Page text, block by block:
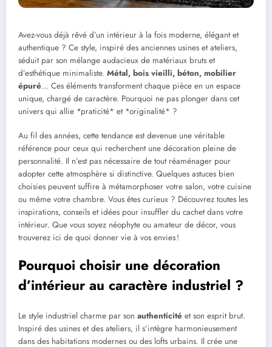
Avez-vous déjà rêvé d’un intérieur à la fois moderne, élégant et
authentique ? Ce style, inspiré des anciennes usines et ateliers,
séduit par son mélange audacieux de matériaux bruts et
d’esthétique minimaliste. Métal, bois vieilli, béton, mobilier
épuré… Ces éléments transforment chaque pièce en un espace
unique, chargé de caractère. Pourquoi ne pas plonger dans cet
univers qui allie *praticité* et *originalité* ?
Au fil des années, cette tendance est devenue une véritable
référence pour ceux qui recherchent une décoration pleine de
personnalité. Il n’est pas nécessaire de tout réaménager pour
adopter cette atmosphère si distinctive. Quelques astuces bien
choisies peuvent suffire à métamorphoser votre salon, votre cuisine
ou même votre chambre. Vous êtes curieux ? Découvrez toutes les
inspirations, conseils et idées pour insuffler du cachet dans votre
intérieur. Que vous soyez néophyte ou amateur de décor, vous
trouverez ici de quoi donner vie à vos envies !
Pourquoi choisir une décoration
d’intérieur au caractère industriel ?
Le style industriel charme par son authenticité et son esprit brut.
Inspiré des usines et des ateliers, il s’intègre harmonieusement
dans des habitations modernes ou des lofts urbains. Il crée une